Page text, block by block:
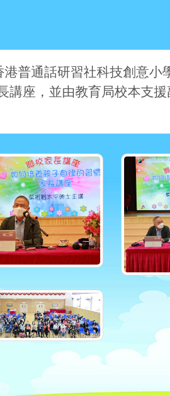
普通話研習社科技創意小
講座，並由教育局校本支